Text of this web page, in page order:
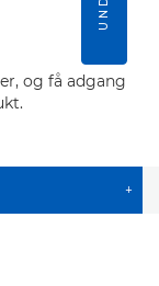
og få adgang
+